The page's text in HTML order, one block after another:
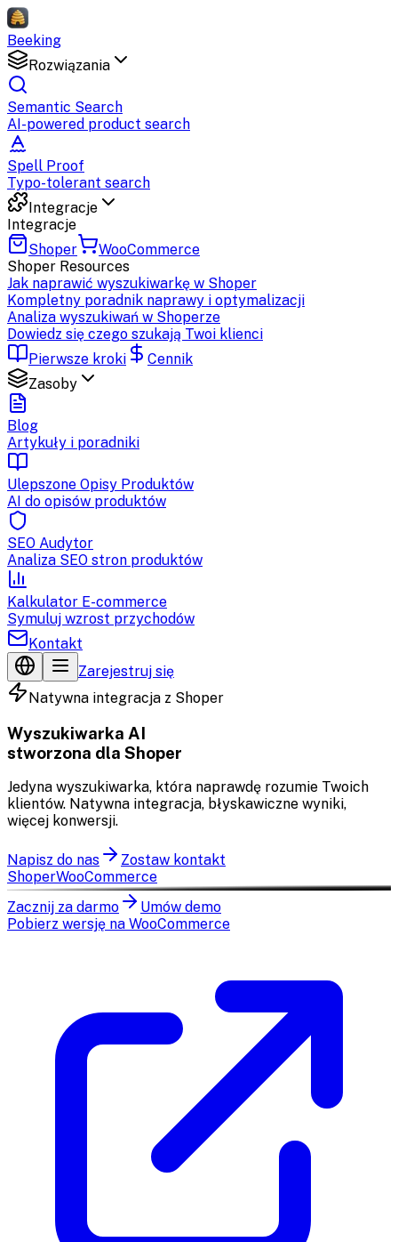
Beeking
Rozwiązania
Semantic Search
AI-powered product search
Spell Proof
Typo-tolerant search
Integracje
Integracje
Shoper
WooCommerce
Shoper Resources
Jak naprawić wyszukiwarkę w Shoper
Kompletny poradnik naprawy i optymalizacji
Analiza wyszukiwań w Shoperze
Dowiedz się czego szukają Twoi klienci
Pierwsze kroki
Cennik
Zasoby
Blog
Artykuły i poradniki
Ulepszone Opisy Produktów
AI do opisów produktów
SEO Audytor
Analiza SEO stron produktów
Kalkulator E-commerce
Symuluj wzrost przychodów
Kontakt
Zarejestruj się
Natywna integracja z Shoper
Wyszukiwarka AI
stworzona dla Shoper
Jedyna wyszukiwarka, która naprawdę rozumie Twoich
klientów. Natywna integracja, błyskawiczne wyniki,
więcej konwersji.
Napisz do nas
Zostaw kontakt
ShoperWooCommerce
Zacznij za darmo
Umów demo
Pobierz wersję na WooCommerce